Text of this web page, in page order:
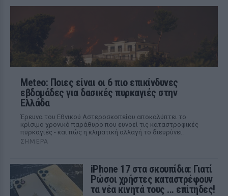
Meteo: Ποιες είναι οι 6 πιο επικίνδυνες
εβδομάδες για δασικές πυρκαγιές στην
Ελλάδα
Έρευνα του Εθνικού Αστεροσκοπείου αποκαλύπτει το
κρίσιμο χρονικό παράθυρο που ευνοεί τις καταστροφικές
πυρκαγιές - και πώς η κλιματική αλλαγή το διευρύνει.
ΣΉΜΕΡΑ
iPhone 17 στα σκουπίδια: Γιατί
Ρώσοι χρήστες καταστρέφουν
τα νέα κινητά τους ... επίτηδες!